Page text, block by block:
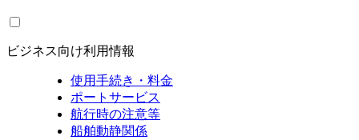
ビジネス向け利用情報
使用手続き・料金
ポートサービス
航行時の注意等
船舶動静関係